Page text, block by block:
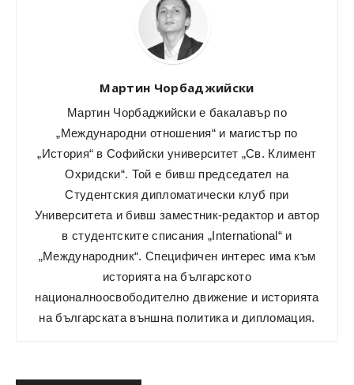
Мартин Чорбаджийски
Мартин Чорбаджийски е бакалавър по
„Международни отношения“ и магистър по
„История“ в Софийски университет „Св. Климент
Охридски“. Той е бивш председател на
Студентския дипломатически клуб при
Университета и бивш заместник-редактор и автор
в студентските списания „International“ и
„Международник“. Специфичен интерес има към
историята на българското
националноосвободително движение и историята
на българската външна политика и дипломация.